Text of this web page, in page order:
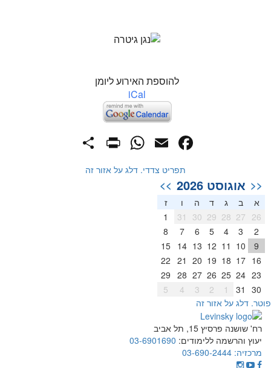
להוספת האירוע ליומן
iCal
Facebook
Email
WhatsApp
תפריט צדדי. דלג על אזור זה
<< אוגוסט 2026 >>
א ב ג ד ה
ז
26
27
28
29
30
31
2
3
4
5
6
7
8
9
10
11
12
13
14
15
16
17
18
19
20
21
22
23
24
25
26
27
28
29
30
31
2
3
4
5
דלג על אזור זה
רח' שושנה פרסיץ 15, תל אביב
יעוץ והרשמה ללימודים: 03-6901690
מרכזיה: 03-690-2444